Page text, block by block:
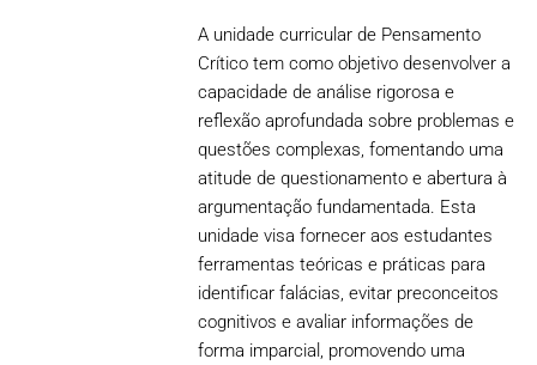
A unidade curricular de Pensamento
Crítico tem como objetivo desenvolver a
capacidade de análise rigorosa e
reflexão aprofundada sobre problemas e
questões complexas, fomentando uma
atitude de questionamento e abertura à
argumentação fundamentada. Esta
unidade visa fornecer aos estudantes
ferramentas teóricas e práticas para
identificar falácias, evitar preconceitos
cognitivos e avaliar informações de
forma imparcial, promovendo uma